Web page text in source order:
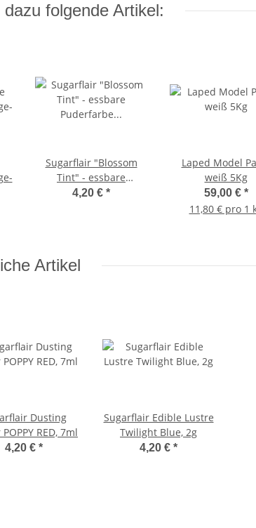
folgende Artikel:
Sugarflair "Blossom
Tint" - essbare
Puderfarbe - Farbe:
4,20 € *
Laped Model
weiß 5Kg
59,00 € *
11,80 € pro 1
Artikel
Dusting
RED, 7ml
4,20 € *
Sugarflair Edible Lustre
Twilight Blue, 2g
4,20 € *